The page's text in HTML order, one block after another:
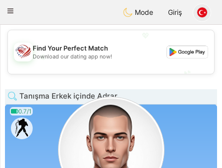
Dating
Toggle
Mode Giriş
💖
Find Your Perfect Match
Download our dating app now!
Tanışma Erkek içinde Adrar
0.7/1